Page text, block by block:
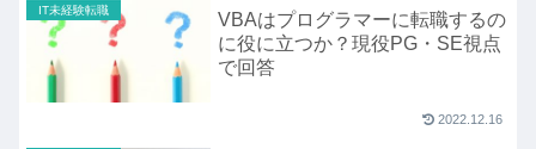
IT未経験転職
VBAはプログラマーに転職するの
に役に立つか？現役PG・SE視点
で回答
2022.12.16